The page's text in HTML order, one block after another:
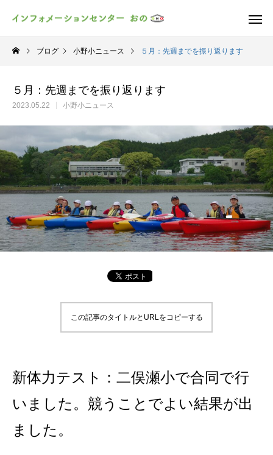
ブログ 小野小ニュース ５月：先週までを振り返ります
５月：先週までを振り返ります
2023.05.22 小野小ニュース
この記事のタイトルとURLをコピーする
新体力テスト：二俣瀬小で合同で行
いました。競うことでよい結果が出
ました。